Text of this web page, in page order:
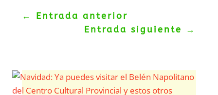
← Entrada anterior
Entrada siguiente
→